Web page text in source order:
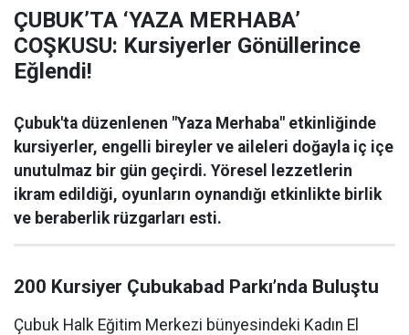
ÇUBUK’TA ‘YAZA MERHABA’
COŞKUSU: Kursiyerler Gönüllerince
Eğlendi!
Çubuk'ta düzenlenen "Yaza Merhaba" etkinliğinde
kursiyerler, engelli bireyler ve aileleri doğayla iç içe
unutulmaz bir gün geçirdi. Yöresel lezzetlerin
ikram edildiği, oyunların oynandığı etkinlikte birlik
ve beraberlik rüzgarları esti.
200 Kursiyer Çubukabad Parkı’nda Buluştu
Çubuk Halk Eğitim Merkezi bünyesindeki Kadın El